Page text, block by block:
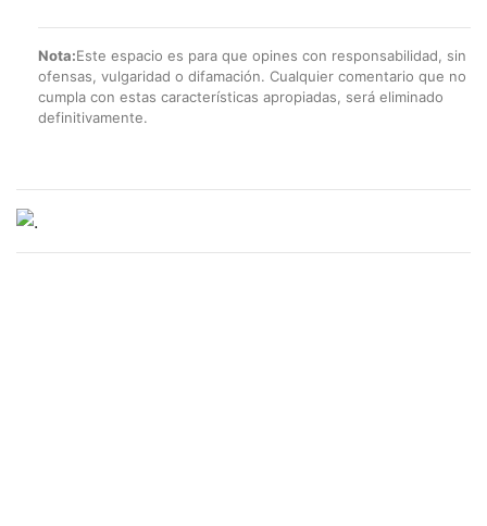
Nota:Este espacio es para que opines con responsabilidad, sin
ofensas, vulgaridad o difamación. Cualquier comentario que no
cumpla con estas características apropiadas, será eliminado
definitivamente.